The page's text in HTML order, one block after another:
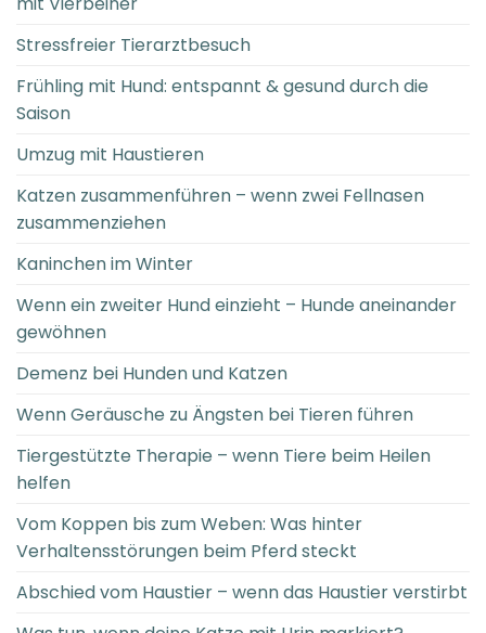
Stressfreier Tierarztbesuch
Frühling mit Hund: entspannt & gesund durch die
Saison
Umzug mit Haustieren
Katzen zusammenführen – wenn zwei Fellnasen
zusammenziehen
Kaninchen im Winter
Wenn ein zweiter Hund einzieht – Hunde aneinander
gewöhnen
Demenz bei Hunden und Katzen
Wenn Geräusche zu Ängsten bei Tieren führen
Tiergestützte Therapie – wenn Tiere beim Heilen
helfen
Vom Koppen bis zum Weben: Was hinter
Verhaltensstörungen beim Pferd steckt
Abschied vom Haustier – wenn das Haustier verstirbt